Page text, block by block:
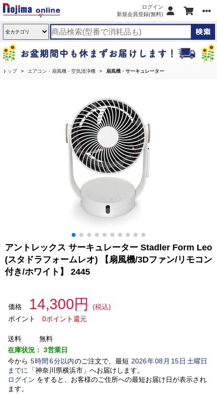
ログイン
新規会員登録(無料)
トップ エアコン・扇風機・空気清浄機 扇風機・サーキュレーター
アントレックス サーキュレーター Stadler Form Leo
(スタドラフォームレオ) 【扇風機/3Dファン/リモコン
付き/ホワイト】 2445
価格 14,300円
(税込)
ポイント
0ポイント還元
送料
無料
在庫状況： 3営業日
今から 5時間 6分以内のご注文で、最短 2026年08 月 15日土曜日
までに
「神奈川県横浜市」 へお届けします。
ログイン をすると、お客様のご住所への最短お届け日が表示され
ます。